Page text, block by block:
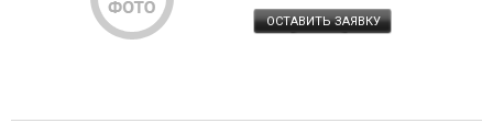
ОСТАВИТЬ ЗАЯВКУ